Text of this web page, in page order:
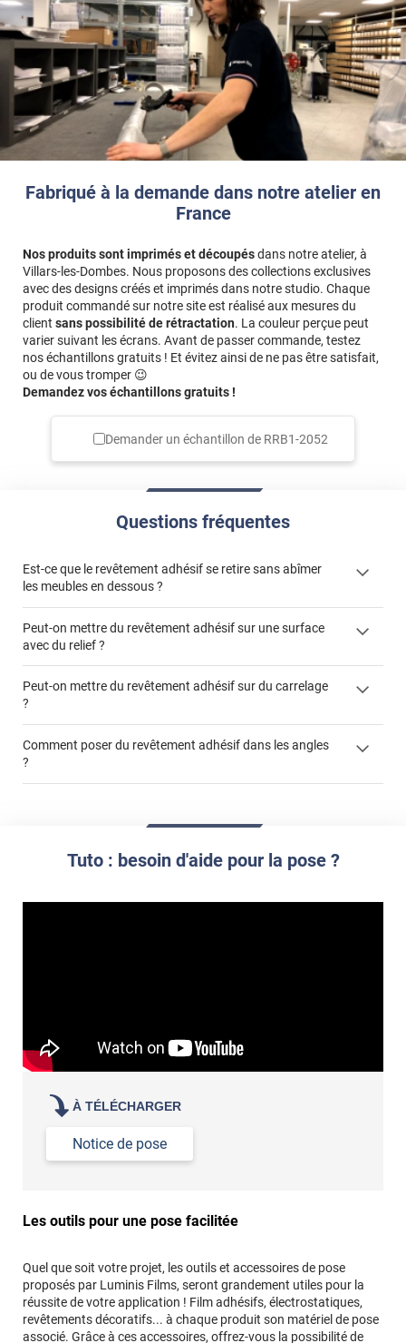
Fabriqué à la demande dans notre atelier en
France
Nos produits sont imprimés et découpésdans notre atelier, à
Villars-les-Dombes. Nous proposons des collections exclusives
avec des designs créés et imprimés dans notre studio. Chaque
produit commandé sur notre site est réalisé aux mesures du
client sans possibilité de rétractation. La couleur perçue peut
varier suivant les écrans. Avant de passer commande, testez
nos échantillons gratuits ! Et évitez ainsi de ne pas être satisfait,
ou de vous tromper 😉
Demandez vos échantillons gratuits !
Demander un échantillon de RRB1-2052
Questions fréquentes
Est-ce que le revêtement adhésif se retire sans abîmer
les meubles en dessous ?
colle
Peut-on mettre du revêtement adhésif sur une surface
avec du relief ?
Peut-on mettre du revêtement adhésif sur du carrelage
?
Commander à la taille des carreaux et réappliquer un joint
propre par dessus
Comment poser du revêtement adhésif dans les angles
?
Tuto : besoin d'aide pour la pose ?
À TÉLÉCHARGER
Notice de pose
Les outils pour une pose facilitée
Quel que soit votre projet, les outils et accessoires de pose
proposés par Luminis Films, seront grandement utiles pour la
réussite de votre application ! Film adhésifs, électrostatiques,
revêtements décoratifs... à chaque produit son matériel de pose
associé. Grâce à ces accessoires, offrez-vous la possibilité de